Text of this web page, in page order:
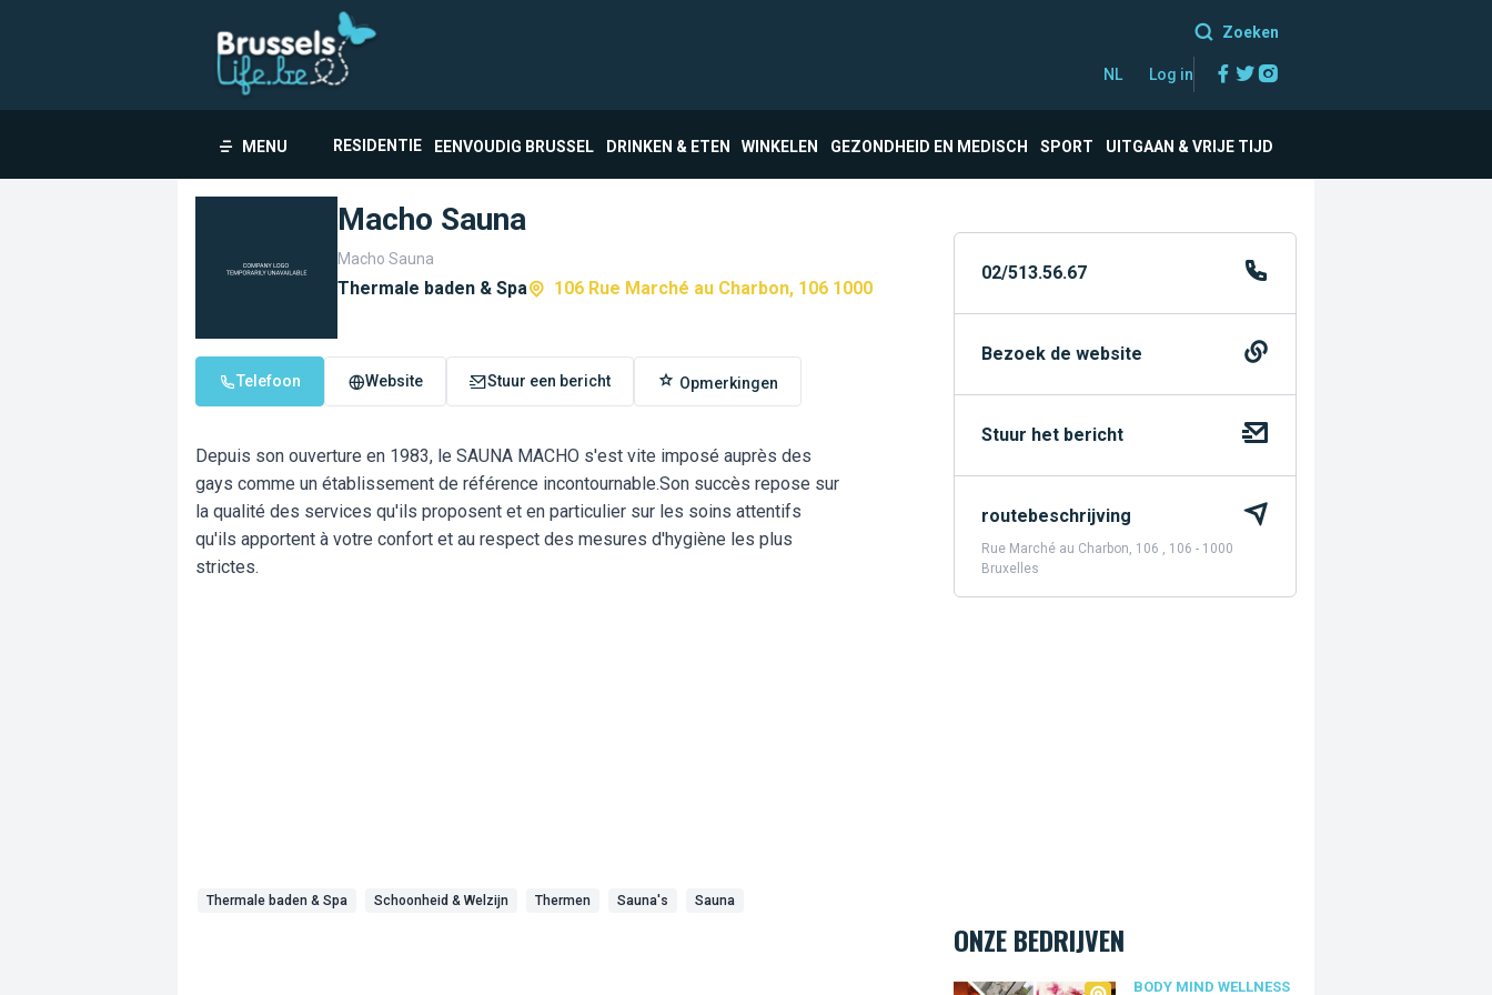
Zoeken
NL Log in Facebook
Twitter
MENU RESIDENTIE EENVOUDIG BRUSSEL DRINKEN & ETEN WINKELEN GEZONDHEID EN MEDISCH SPORT UITGAAN & VRIJE TIJD
Macho Sauna
Macho Sauna
Thermale baden & Spa 106 Rue Marché au Charbon, 106 1000
Telefoon Website Stuur een bericht Opmerkingen
Depuis son ouverture en 1983, le SAUNA MACHO s'est vite imposé auprès des
gays comme un établissement de référence incontournable.Son succès repose sur
la qualité des services qu'ils proposent et en particulier sur les soins attentifs
qu'ils apportent à votre confort et au respect des mesures d'hygiène les plus
strictes.
Thermale baden & Spa Schoonheid & Welzijn Thermen Sauna's Sauna
02/513.56.67
Bezoek de website
Stuur het bericht
routebeschrijving
Rue Marché au Charbon, 106 , 106 - 1000
Bruxelles
ONZE BEDRIJVEN
BODY MIND WELLNESS
Body Mind Wellness